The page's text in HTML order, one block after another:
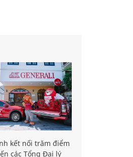
kết nối trăm điểm
các Tổng Đại lý